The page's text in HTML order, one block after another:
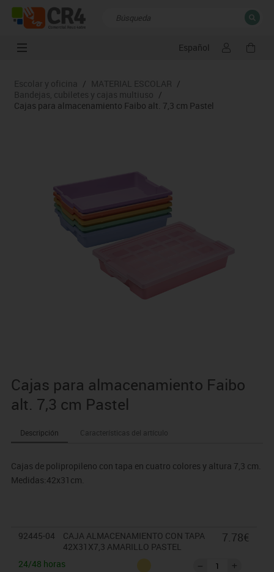
Español
Resultados de la búsqueda CERRAR
Escolar y oficina / MATERIAL ESCOLAR /
Bandejas, cubiletes y cajas multiuso /
Cajas para almacenamiento Faibo alt. 7,3 cm Pastel
Cajas para almacenamiento Faibo
alt. 7,3 cm Pastel
Descripción Características del artículo
Cajas de polipropileno con tapa en cuatro colores y altura 7,3 cm.
Medidas:42x31cm.
92445-04
CAJA ALMACENAMIENTO CON TAPA
42X31X7,3 AMARILLO PASTEL
24/48 horas
7.78€